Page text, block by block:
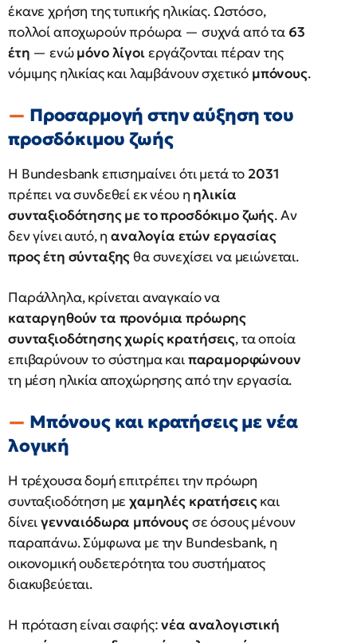
έκανε χρήση της τυπικής ηλικίας. Ωστόσο,
πολλοί αποχωρούν πρόωρα — συχνά από τα 63
έτη — ενώμόνο λίγοιεργάζονται πέραν της
νόμιμης ηλικίας και λαμβάνουν σχετικό μπόνους.
Προσαρμογή στην αύξηση του
προσδόκιμου ζωής
Η Bundesbank επισημαίνει ότι μετά το 2031
πρέπει να συνδεθεί εκ νέου η ηλικία
συνταξιοδότησης με το προσδόκιμο ζωής. Αν
δεν γίνει αυτό, ηαναλογία ετών εργασίας
προς έτη σύνταξηςθα συνεχίσει να μειώνεται.
Παράλληλα, κρίνεται αναγκαίο να
καταργηθούν τα προνόμια πρόωρης
συνταξιοδότησης χωρίς κρατήσεις, τα οποία
επιβαρύνουν το σύστημα καιπαραμορφώνουν
τη μέση ηλικία αποχώρησης από την εργασία.
Μπόνους και κρατήσεις με νέα
λογική
Η τρέχουσα δομή επιτρέπει την πρόωρη
συνταξιοδότηση μεχαμηλές κρατήσειςκαι
δίνειγενναιόδωρα μπόνουςσε όσους μένουν
παραπάνω. Σύμφωνα με την Bundesbank, η
οικονομική ουδετερότητα του συστήματος
διακυβεύεται.
Η πρόταση είναι σαφής:νέα αναλογιστική